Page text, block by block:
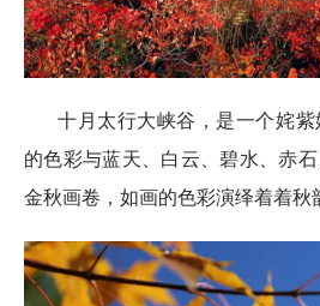
十月太行大峡谷，是一个姹
的色彩与蓝天、白云、碧水、赤
金秋画卷，如画的色彩演绎着着秋